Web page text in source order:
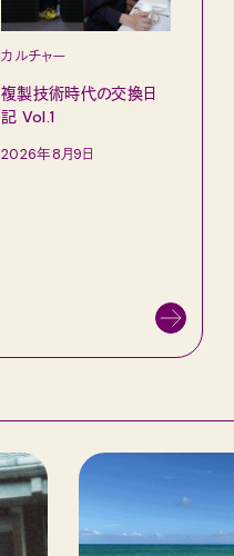
カルチャー
複製技術時代の交換日
記 Vol.1
2026年8月9日